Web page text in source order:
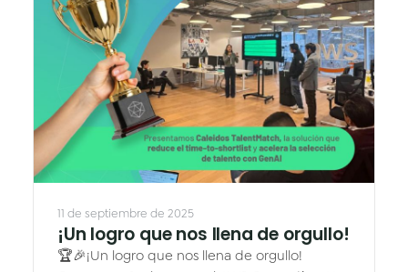
11 de septiembre de 2025
¡Un logro que nos llena de orgullo!
🏆🎉¡Un logro que nos llena de orgullo!